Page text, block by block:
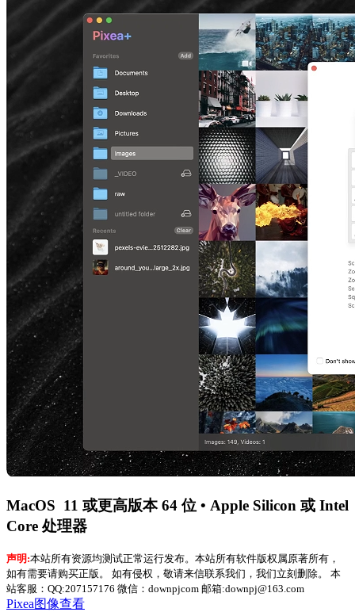
MacOS 11 或更高版本 64 位 • Apple Silicon 或 Intel
Core 处理器
声明:本站所有资源均测试正常运行发布。本站所有软件版权属原著所有，
如有需要请购买正版。 如有侵权，敬请来信联系我们，我们立刻删除。 本
站客服：QQ:207157176 微信：downpjcom 邮箱:downpj@163.com
Pixea图像查看